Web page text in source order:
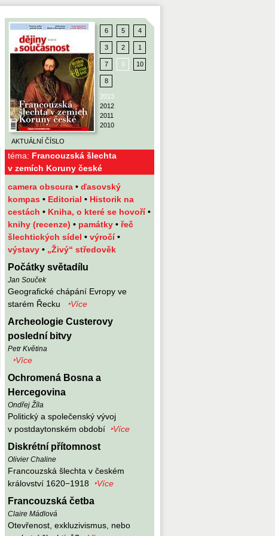
téma: Francouzská šlechta
v zemích Koruny české
AKTUÁLNÍ ČÍSLO
6 5 4
3 2 1
7 9 10
8
2013
2012
2011
2010
camera obscura • ďasovský
kompas • Editorial • Historik na
cestách • Kniha, o které se hovoří•
knihy (recenze) • památky • řeč
šlechtických sídel • výročí•
výstavy • „Živý“ středověk
Počátky světadílu
Jan Souček
Geografické chápání Evropy ve
starém Řecku
‣Více
Archeologie Custerovy
poslední bitvy
Petr Květina
‣Více
Ochromená Bosna a
Hercegovina
Ondřej Žíla
Politický a společenský vývoj
v postdaytonském období
‣Více
Diskrétní přítomnost
Olivier Chaline
Francouzská šlechta v českém
království 1620−1918
‣Více
Francouzská četba
Claire Mádlová
Otevřenost, exkluzivismus, nebo